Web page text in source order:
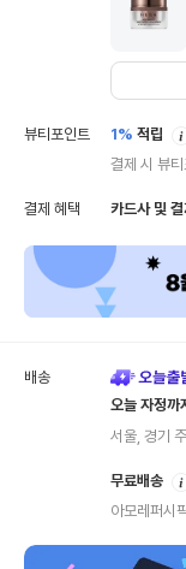
뷰티포인트 1% 적립
결제 시 뷰
결제 혜택 카드사 및
배송
오늘 자정까
서울, 경기
무료배송
아모레퍼시픽